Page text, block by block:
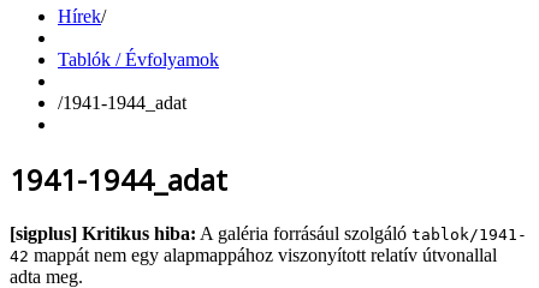
Hírek/
Tablók / Évfolyamok
/1941-1944_adat
1941-1944_adat
[sigplus] Kritikus hiba: A galéria forrásául szolgáló tablok/1941-
42 mappát nem egy alapmappához viszonyított relatív útvonallal
adta meg.